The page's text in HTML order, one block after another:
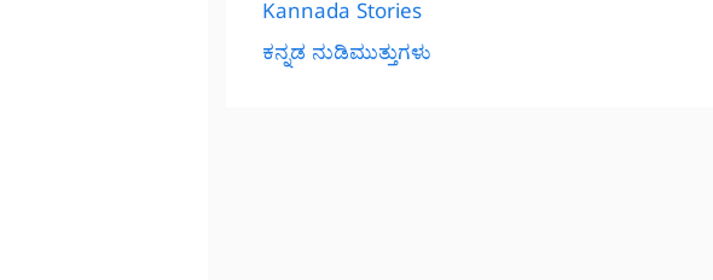
Kannada Stories
ಕನ್ನಡ ನುಡಿಮುತ್ತುಗಳು